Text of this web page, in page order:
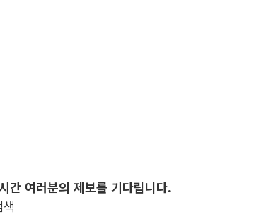
간 여러분의 제보를 기다립니다.